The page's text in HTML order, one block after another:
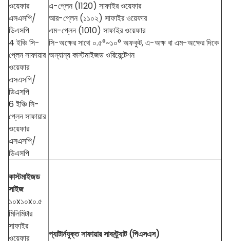
ওয়েফার
এসএসপি/
ডিএসপি
4 ইঞ্চি সি-
প্লেন সাফায়ার
ওয়েফার
এসএসপি/
ডিএসপি
6 ইঞ্চি সি-
প্লেন সাফায়ার
ওয়েফার
এসএসপি/
ডিএসপি
এ-প্লেন (1120) সাফাইর ওয়েফার
আর-প্লেন (১১০২) সাফাইর ওয়েফার
এম-প্লেন (1010) সাফাইর ওয়েফার
সি-অক্ষের সাথে ০.৫°~১০° অফকুট, এ-অক্ষ বা এম-অক্ষের দিকে
অন্যান্য কাস্টমাইজড ওরিয়েন্টেশন
কাস্টমাইজড
সাইজ
১০x১০x০.৫
মিলিমিটার
সাফাইর
ওয়েফার
প্যাটার্নযুক্ত সাফায়ার সাবস্ট্র্যাট (পিএসএস)